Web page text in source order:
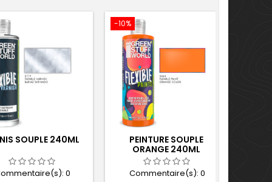
SOUPLE 240ML
0
-10%
PEINTURE SOUPLE
ORANGE 240ML
Commentaire(s): 0